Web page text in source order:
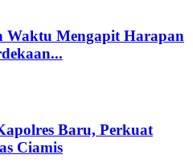
Waktu Mengapit Harapan
Baru, Perkuat
Ciamis